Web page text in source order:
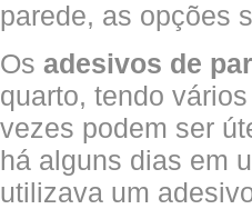
parede, as opções
Os adesivos de
quarto, tendo vários
vezes podem ser
há alguns dias em
utilizava um